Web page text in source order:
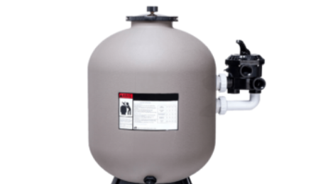
egészségére is veszélyesek lehetnek. A szűrőtartály a
vízforgató készülék segítségével az egészen finom
szennyeződéseket is kiszűrhetik a vízből, amelyek így
fennakadnak a szűrőközegen.